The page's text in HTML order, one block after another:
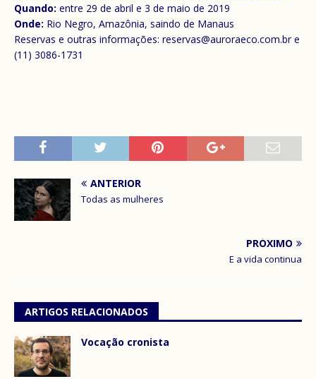
Quando: entre 29 de abril e 3 de maio de 2019
Onde: Rio Negro, Amazônia, saindo de Manaus
Reservas e outras informações: reservas@auroraeco.com.br e
(11) 3086-1731
ANTERIOR
Todas as mulheres
PRÓXIMO
E a vida continua
ARTIGOS RELACIONADOS
Vocação cronista